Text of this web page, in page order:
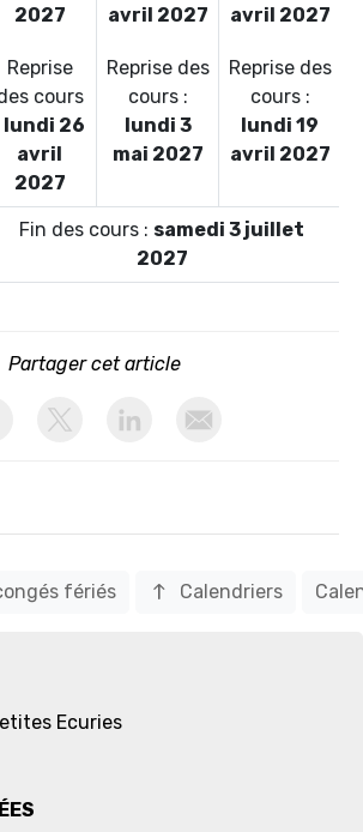
2027
Reprise
cours
lundi 26
avril
2027
avril 2027
Reprise des
cours :
lundi 3
mai 2027
avril 2027
Reprise des
cours :
lundi 19
avril 2027
Fin des cours : samedi 3 juillet
2027
Partager cet article
fériés north Calendriers
Ecuries